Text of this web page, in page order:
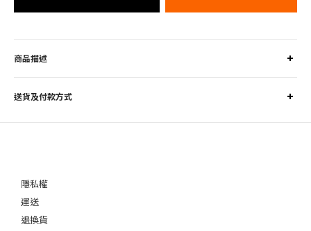
商品描述
送貨及付款方式
隱私權
運送
退換貨